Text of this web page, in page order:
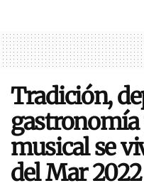
Tradición,
gastronomía
musical se
del Mar 2022